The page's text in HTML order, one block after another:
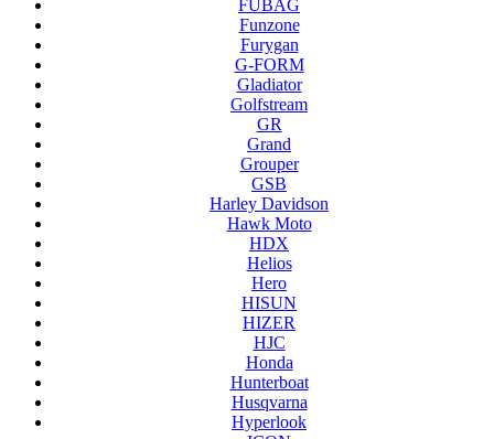
FUBAG
Funzone
Furygan
G-FORM
Gladiator
Golfstream
GR
Grand
Grouper
GSB
Harley Davidson
Hawk Moto
HDX
Helios
Hero
HISUN
HIZER
HJC
Honda
Hunterboat
Husqvarna
Hyperlook